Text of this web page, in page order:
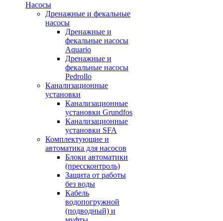
Насосы
Дренажные и фекальные
насосы
Дренажные и
фекальные насосы
Aquario
Дренажные и
фекальные насосы
Pedrollo
Канализационные
установки
Канализационные
установки Grundfos
Канализационные
установки SFA
Комплектующие и
автоматика для насосов
Блоки автоматики
(прессконтроль)
Защита от работы
без воды
Кабель
водопогружной
(подводный) и